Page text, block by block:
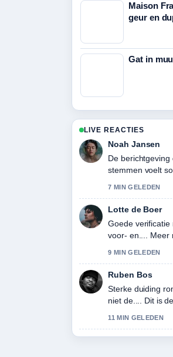
Maison
geur en
Gat in
LIVE REACTIES
Noah Jansen
De berichtgeving
stemmen voelt
7 MIN GELEDEN
Lotte de Boer
Goede verificatie
voor- en.... Meer
9 MIN GELEDEN
Ruben Bos
Sterke duiding
niet de.... Dit is
11 MIN GELEDEN